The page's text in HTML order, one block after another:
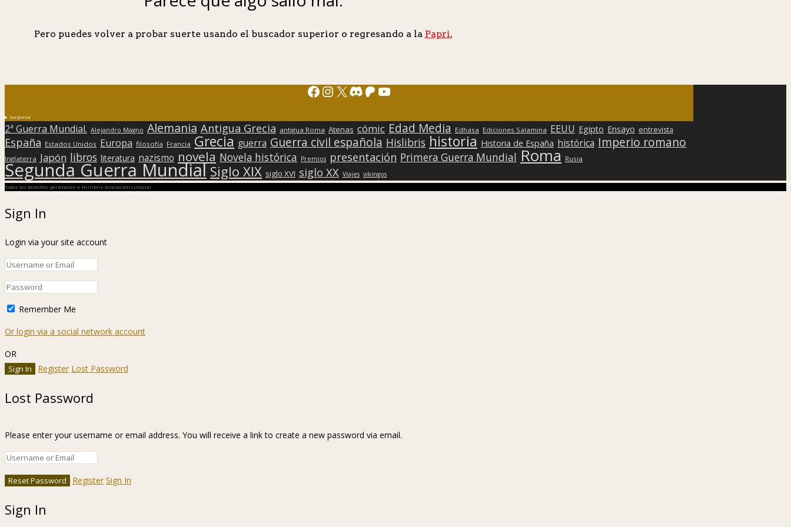
Pero puedes volver a probar suerte usando el buscador superior o regresando a la Papri.
Facebook
Instagram
X Discord
Patreon
YouTube
Sorpresa
2ª Guerra Mundial. Alejandro Magno Alemania Antigua Grecia antigua Roma Atenas cómic Edad Media Edhasa Ediciones Salamina EEUU Egipto Ensayo entrevista
España Estados Unidos Europa filosofía Francia Grecia guerra Guerra civil española Hislibris historia Historia de España histórica Imperio romano
Inglaterra Japón libros literatura nazismo novela Novela histórica Premios presentación Primera Guerra Mundial Roma Rusia
Segunda Guerra Mundial Siglo XIX siglo XVI siglo XX Viajes vikingos
Todos los derechos pertenecen a Hislibris Asociación cultural
Sign In
Login via your site account
Remember Me
Or login via a social network account
OR
Register Lost Password
Lost Password
Please enter your username or email address. You will receive a link to create a new password via email.
Register Sign In
Sign In